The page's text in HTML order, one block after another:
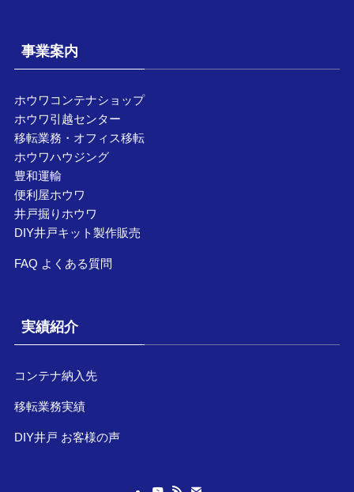
事業案内
ホウワコンテナショップ
ホウワ引越センター
移転業務・オフィス移転
ホウワハウジング
豊和運輸
便利屋ホウワ
井戸掘りホウワ
DIY井戸キット製作販売
FAQ よくある質問
実績紹介
コンテナ納入先
移転業務実績
DIY井戸 お客様の声